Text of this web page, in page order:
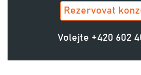
Volejte +420 602